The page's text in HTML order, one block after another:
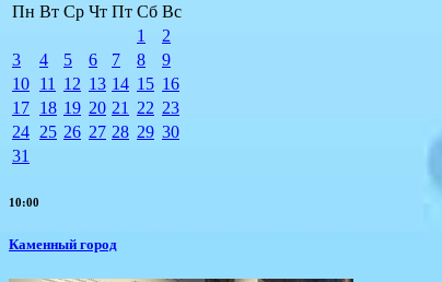
Пн Вт Ср Чт Пт Сб Вс
1
2
3
4 5 6 7 8
9
10 11 12 13 14 15 16
17 18 19 20 21 22 23
24 25 26 27 28 29 30
31
10:00
Каменный город